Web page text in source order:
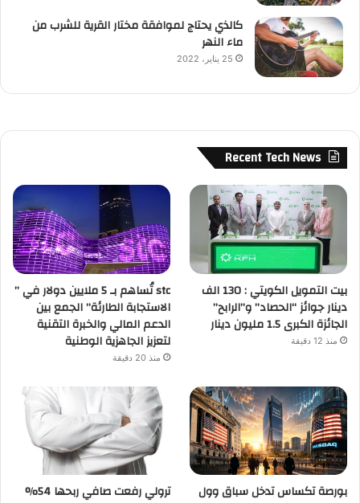
كالذي يحتاج لموافقة مختار القرية للشرب من
ماء النهر
25 يناير، 2022
Recent Tech News
بيت التمويل الكويتي : 130 الف
دينار جوائز “الحصاد” و”الرابح”
الجائزة الكبرى 1.5 مليون دينار
منذ 12 دقيقة
stc تُساهم بـ 5 ملايين دولار في ”
الاستجابة الطارئة” الجمع بين
الدعم المالي والخبرة التقنية
لتعزيز الجاهزية الوطنية
منذ 20 دقيقة
بورصة تكساس تدخل سباق وول
ترولي رفعت صافي ربحها 54%